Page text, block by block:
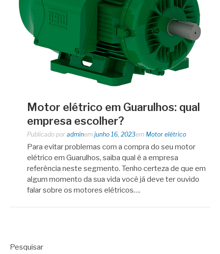
Motor elétrico em Guarulhos: qual
empresa escolher?
Publicado por adminem junho 16, 2023em Motor elétrico
Para evitar problemas com a compra do seu motor
elétrico em Guarulhos, saiba qual é a empresa
referência neste segmento. Tenho certeza de que em
algum momento da sua vida você já deve ter ouvido
falar sobre os motores elétricos….
Pesquisar